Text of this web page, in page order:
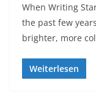
When Writing
the past few
brighter, more
Weiterlesen